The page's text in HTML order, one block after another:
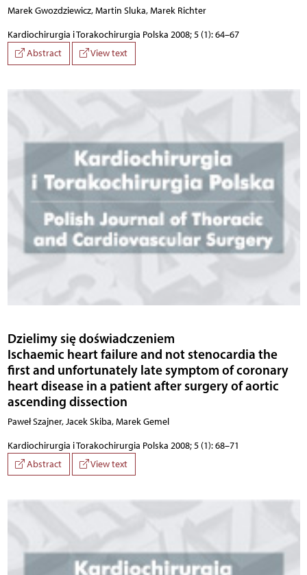
Marek Gwozdziewicz, Martin Sluka, Marek Richter
Kardiochirurgia i Torakochirurgia Polska 2008; 5 (1): 64–67
Abstract
View text
Dzielimy się doświadczeniem
Ischaemic heart failure and not stenocardia the
first and unfortunately late symptom of coronary
heart disease in a patient after surgery of aortic
ascending dissection
Paweł Szajner, Jacek Skiba, Marek Gemel
Kardiochirurgia i Torakochirurgia Polska 2008; 5 (1): 68–71
Abstract
View text